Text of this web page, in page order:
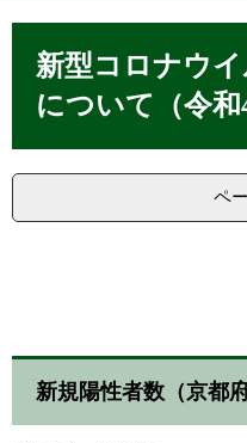
新型コロナウ
について（令和
ペ
新規陽性者数（京都